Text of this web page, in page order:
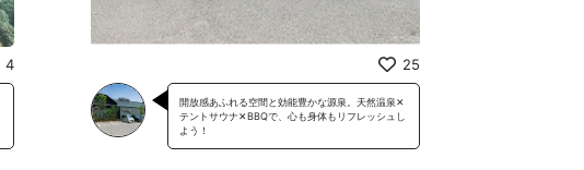
4 25
開放感あふれる空間と効能豊かな源泉。天然温泉✕
テントサウナ✕BBQで、心も身体もリフレッシュし
よう！